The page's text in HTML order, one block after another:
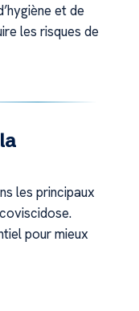
et de
les risques de
les principaux
pour mieux